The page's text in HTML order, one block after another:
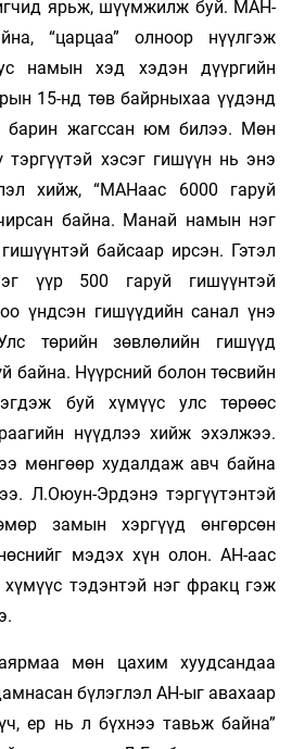
ярьж, шүүмжилж буй. МАН-
“царцаа” олноор нүүлгэж
намын хэд хэдэн дүүргийн
15-нд төв байрныхаа үүдэнд
барин жагссан юм билээ. Мөн
хэсэг гишүүн нь энэ
хийж, “МАНаас 6000 гаруй
байна. Манай намын нэг
байсаар ирсэн. Гэтэл
үүр 500 гаруй гишүүнтэй
үндсэн гишүүдийн санал үнэ
төрийн зөвлөлийн гишүүд
байна. Нүүрсний болон төсвийн
буй хүмүүс улс төрөөс
нүүдлээ хийж эхэлжээ.
мөнгөөр худалдаж авч байна
Л.Оюун-Эрдэнэ тэргүүтэнтэй
замын хэргүүд өнгөрсөн
мэдэх хүн олон. АН-аас
хүмүүс тэдэнтэй нэг фракц гэж
мөн цахим хуудсандаа
бүлэглэл АН-ыг авахаар
ер нь л бүхнээ тавьж байна”